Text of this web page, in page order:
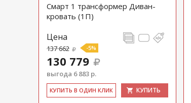
Смарт 1 трансформер Диван-
кровать (1П)
Цена
137 662 -5%
130 779
выгода 6 883 р.
КУ­ПИТЬ В ОДИН КЛИК КУПИТЬ